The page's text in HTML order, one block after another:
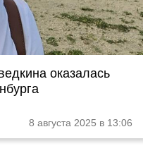
оказалась
8 августа 2025 в 13:06